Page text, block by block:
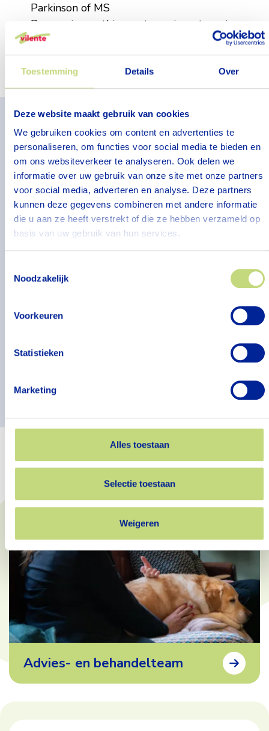
Toestemming Details Over
Deze website maakt gebruik van cookies
We gebruiken cookies om content en advertenties te
personaliseren, om functies voor social media te bieden en
om ons websiteverkeer te analyseren. Ook delen we
informatie over uw gebruik van onze site met onze partners
voor social media, adverteren en analyse. Deze partners
kunnen deze gegevens combineren met andere informatie
die u aan ze heeft verstrekt of die ze hebben verzameld op
basis van uw gebruik van hun services.
Noodzakelijk
Voorkeuren
Statistieken
Marketing
Alles toestaan
Selectie toestaan
Weigeren
Parkinson of MS
Depressie, apathie en stemmingsstoornissen
Polyfarmacie: advies over medicatiebeleid
Vragen rondom wilsonbekwaamheid en
medische beslissingen
Valpreventie en zorgprognostiek
Veelgestelde vragen
Hoe maak ik een verwijzing?
Welke consultatiemogelijkheden
Wat is de
Hoe rapporteert de Specialist
Ambulant Geriatrie Team?
Meer informatie
Advies- en behandelteam
Footer